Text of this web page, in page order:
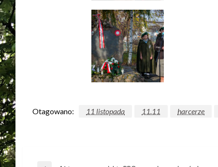
Otagowano: 11 listopada 11.11 harcerze